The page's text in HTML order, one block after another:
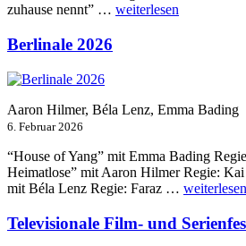
zuhause nennt” … „Filmfest
weiterlesen
Berlinale 2026
Aaron Hilmer, Béla Lenz, Emma Bading
6. Februar 2026
“House of Yang” mit Emma Bading
Heimatlose” mit Aaron Hilmer Regie: Kai
mit Béla Lenz Regie: Faraz … „Berlinale
weiterlesen
Televisionale Film- und